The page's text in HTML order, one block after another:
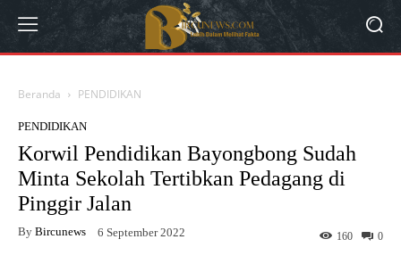
Beranda PENDIDIKAN
PENDIDIKAN
Korwil Pendidikan Bayongbong Sudah
Minta Sekolah Tertibkan Pedagang di
Pinggir Jalan
By Bircunews 6 September 2022 0
160